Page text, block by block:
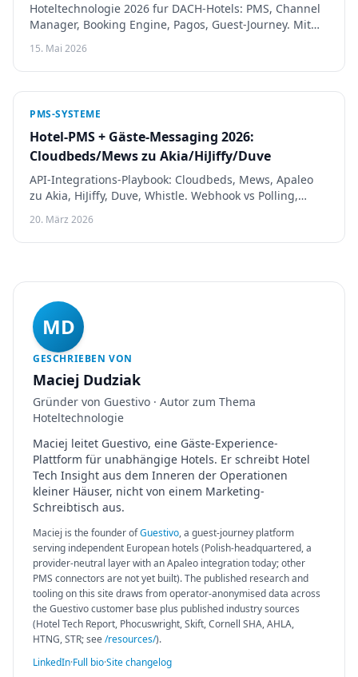
Hoteltechnologie 2026 fur DACH-Hotels: PMS, Channel
Manager, Booking Engine, Pagos, Guest-Journey. Mit
Cloudbeds, Mews, Apaleo, Stripe, HiJiffy.
15. Mai 2026
PMS-SYSTEME
Hotel-PMS + Gäste-Messaging 2026:
Cloudbeds/Mews zu Akia/HiJiffy/Duve
API-Integrations-Playbook: Cloudbeds, Mews, Apaleo
zu Akia, HiJiffy, Duve, Whistle. Webhook vs Polling,
20. März 2026
MD
GESCHRIEBEN VON
Maciej Dudziak
Gründer von Guestivo · Autor zum Thema
Hoteltechnologie
Maciej leitet Guestivo, eine Gäste-Experience-
Plattform für unabhängige Hotels. Er schreibt Hotel
Tech Insight aus dem Inneren der Operationen
kleiner Häuser, nicht von einem Marketing-
Schreibtisch aus.
Maciej is the founder ofGuestivo, a guest-journey platform
serving independent European hotels (Polish-headquartered, a
provider-neutral layer with an Apaleo integration today; other
PMS connectors are not yet built). The published research and
tooling on this site draws from operator-anonymised data across
the Guestivo customer base plus published industry sources
(Hotel Tech Report, Phocuswright, Skift, Cornell SHA, AHLA,
HTNG, STR; see/resources/).
LinkedIn·Full bio·Site changelog